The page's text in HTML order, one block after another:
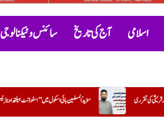
اسلامی آج کی تاریخ سائنس و ٹیکنالوجی
میں ’’اسٹوڈنٹ ہیلتھ اویئرنیس‘‘ کے تحت بلڈ گروپ کیمپ کا کامیاب انعقاد